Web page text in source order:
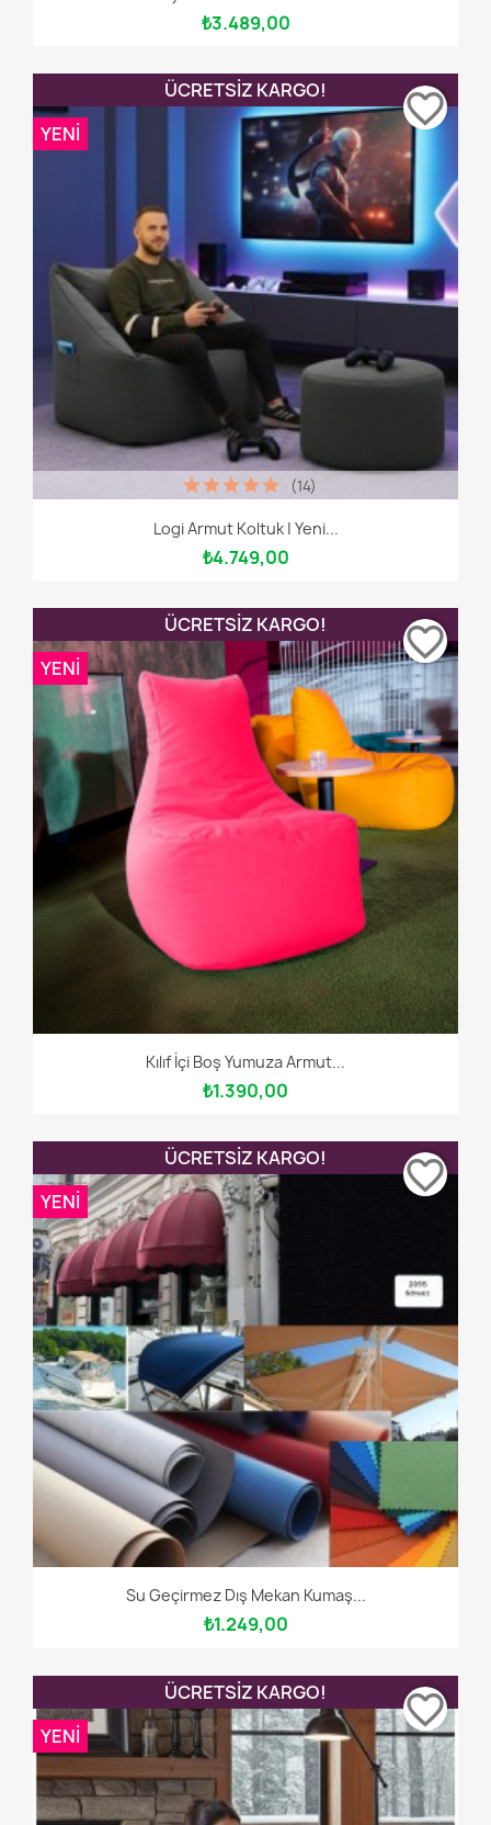
₺3.489,00
Logi Armut Koltuk | Yeni...
₺4.749,00
(14)
ÜCRETSIZ KARGO!
YENI
favorite_border
Kılıf İçi Boş Yumuza Armut...
₺1.390,00
ÜCRETSIZ KARGO!
YENI
favorite_border
Su Geçirmez Dış Mekan Kumaş...
₺1.249,00
ÜCRETSIZ KARGO!
YENI
favorite_border
ÜCRETSIZ KARGO!
YENI
favorite_border